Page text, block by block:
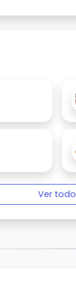
Ver todo